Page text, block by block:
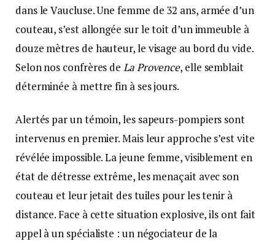
dans le Vaucluse. Une femme de 32 ans, armée d’un
couteau, s’est allongée sur le toit d’un immeuble à
douze mètres de hauteur, le visage au bord du vide.
Selon nos confrères deLa Provence, elle semblait
déterminée à mettre fin à ses jours.
Alertés par un témoin, les sapeurs-pompiers sont
intervenus en premier. Mais leur approche s’est vite
révélée impossible. La jeune femme, visiblement en
état de détresse extrême, les menaçait avec son
couteau et leur jetait des tuiles pour les tenir à
distance. Face à cette situation explosive, ils ont fait
appel à un spécialiste : un négociateur de la